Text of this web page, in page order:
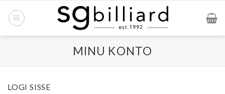
MINU KONTO
LOGI SISSE